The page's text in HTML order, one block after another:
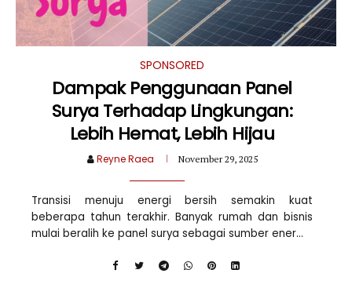
SPONSORED
Dampak Penggunaan Panel
Surya Terhadap Lingkungan:
Lebih Hemat, Lebih Hijau
Reyne Raea November 29, 2025
Transisi menuju energi bersih semakin kuat
beberapa tahun terakhir. Banyak rumah dan bisnis
mulai beralih ke panel surya sebagai sumber ener...